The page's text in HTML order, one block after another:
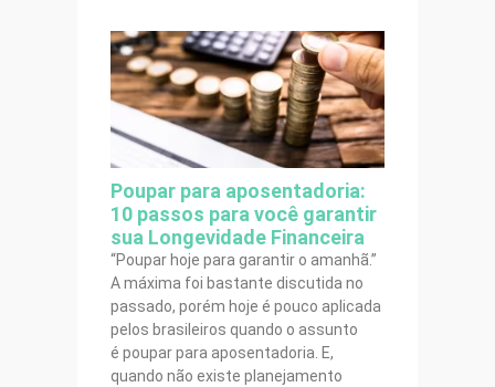
Poupar para aposentadoria:
10 passos para você garantir
sua Longevidade Financeira
“Poupar hoje para garantir o amanhã.”
A máxima foi bastante discutida no
passado, porém hoje é pouco aplicada
pelos brasileiros quando o assunto
é poupar para aposentadoria. E,
quando não existe planejamento